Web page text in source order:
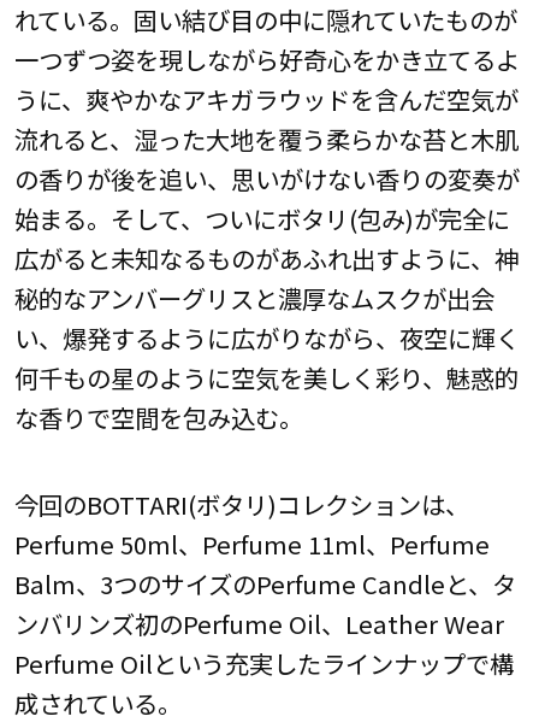
れている。固い結び目の中に隠れていたものが
一つずつ姿を現しながら好奇心をかき立てるよ
うに、爽やかなアキガラウッドを含んだ空気が
流れると、湿った大地を覆う柔らかな苔と木肌
の香りが後を追い、思いがけない香りの変奏が
始まる。そして、ついにボタリ(包み)が完全に
広がると未知なるものがあふれ出すように、神
秘的なアンバーグリスと濃厚なムスクが出会
い、爆発するように広がりながら、夜空に輝く
何千もの星のように空気を美しく彩り、魅惑的
な香りで空間を包み込む。
今回のBOTTARI(ボタリ)コレクションは、
Perfume 50ml、Perfume 11ml、Perfume
Balm、3つのサイズのPerfume Candleと、タ
ンバリンズ初のPerfume Oil、Leather Wear
Perfume Oilという充実したラインナップで構
成されている。